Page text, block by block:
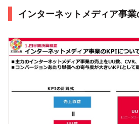
インターネットメディア事